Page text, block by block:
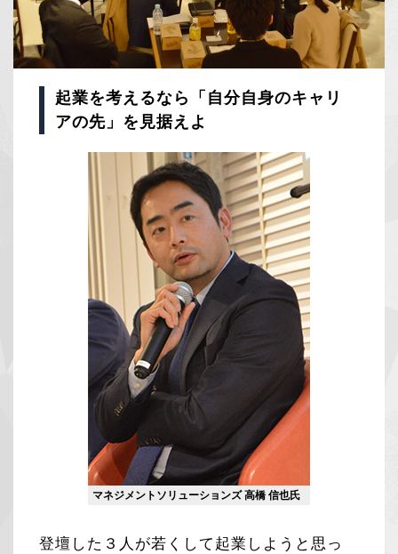
起業を考えるなら「自分自身のキャリ
アの先」を見据えよ
マネジメントソリューションズ 高橋 信也氏
登壇した３人が若くして起業しようと思っ